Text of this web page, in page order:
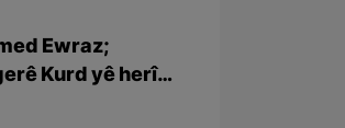
Ewraz;
Kurd yê herî